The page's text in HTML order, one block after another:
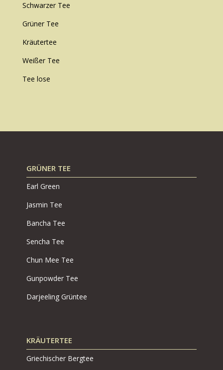
Schwarzer Tee
Grüner Tee
Kräutertee
Weißer Tee
Tee lose
GRÜNER TEE
Earl Green
Jasmin Tee
Bancha Tee
Sencha Tee
Chun Mee Tee
Gunpowder Tee
Darjeeling Grüntee
KRÄUTERTEE
Griechischer Bergtee